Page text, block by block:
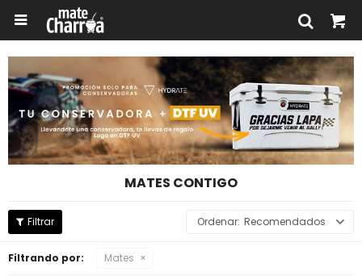

MATES CONTIGO
Recomendados
Filtrando por: Mates